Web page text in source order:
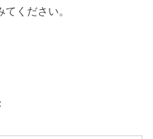
ください。